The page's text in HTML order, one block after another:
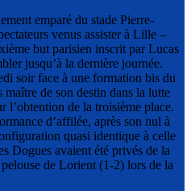
emparé du stade Pierre-
venus assister à Lille –
but parisien inscrit par Lucas
jusqu’à la dernière journée.
soir face à une formation bis du
de son destin dans la lutte
l’obtention de la troisième place.
d’affilée, après son nul à
quasi identique à celle
Dogues avaient été privés de la
de Lorient (1-2) lors de la